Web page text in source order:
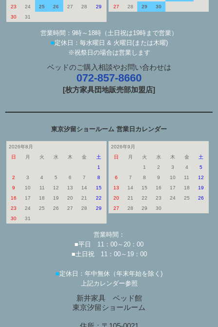
23
24 25 26 27 28
29
30
31
27
28 29 30
営業時間：9時～18時（土日祝は19時まで営業）
■定休日：毎水曜日 & 火曜日(または木曜)
※祝祭日の場合は営業します
ベッドのご購入相談やお問い合わせは
072-857-8660
[枚方家具団地販売部加盟店]
東京汐留ショールーム 営業日カレンダー
2026年8月
日
月 火 水 木 金
土
1
2
3 4 5 6 7
8
9
10 11 12 13 14
15
16
17 18 19 20 21
22
23
24 25 26 27 28
29
30
31
2026年9月
日
月 火 水 木 金
土
1
2 3 4
5
6
7 8 9 10 11
12
13
14 15 16 17 18
19
20
21 22 23 24 25
26
27
28 29 30
営業時間：
■平日 11：00～20：00
■土日祝 11：00～19：00
■定休日：年中無休（年末年始を除く)
上記カレンダー参照
新井家具 ベッド館
東京汐留ショールーム